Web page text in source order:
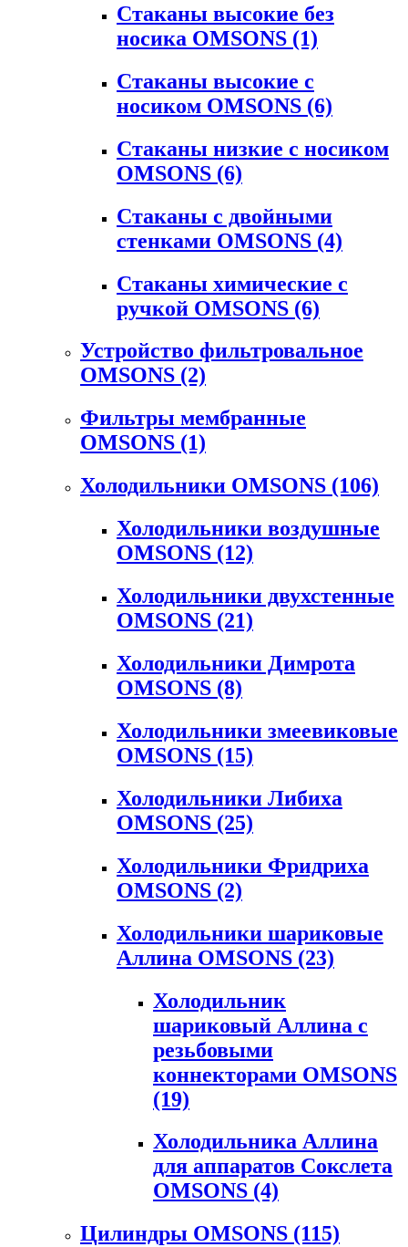
Стаканы высокие без
носика OMSONS (1)
Стаканы высокие с
носиком OMSONS (6)
Стаканы низкие с носиком
OMSONS (6)
Стаканы с двойными
стенками OMSONS (4)
Стаканы химические с
ручкой OMSONS (6)
Устройство фильтровальное
OMSONS (2)
Фильтры мембранные
OMSONS (1)
Холодильники OMSONS (106)
Холодильники воздушные
OMSONS (12)
Холодильники двухстенные
OMSONS (21)
Холодильники Димрота
OMSONS (8)
Холодильники змеевиковые
OMSONS (15)
Холодильники Либиха
OMSONS (25)
Холодильники Фридриха
OMSONS (2)
Холодильники шариковые
Аллина OMSONS (23)
Холодильник
шариковый Аллина с
резьбовыми
коннекторами OMSONS
(19)
Холодильника Аллина
для аппаратов Сокслета
OMSONS (4)
Цилиндры OMSONS (115)